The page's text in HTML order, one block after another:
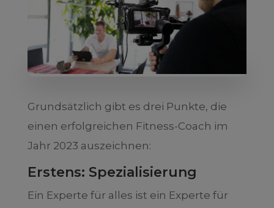
Grundsätzlich gibt es drei Punkte, die
einen erfolgreichen Fitness-Coach im
Jahr 2023 auszeichnen:
Erstens: Spezialisierung
Ein Experte für alles ist ein Experte für